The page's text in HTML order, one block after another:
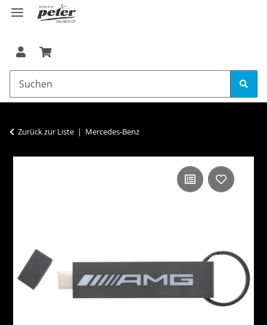
Zurück zur Liste Mercedes-Benz